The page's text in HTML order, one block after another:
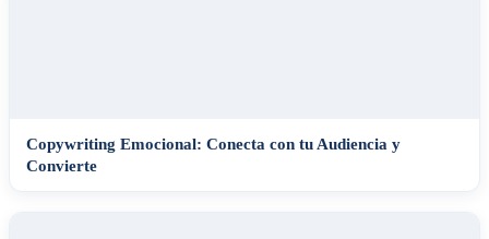
Copywriting Emocional: Conecta con tu Audiencia y
Convierte